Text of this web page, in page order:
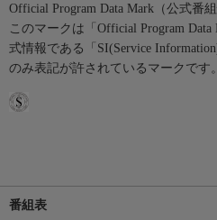
Official Program Data Mark（公式番
このマークは「Official Program
式情報である「SI(Service
のみ表記が許されているマークです。
番組表